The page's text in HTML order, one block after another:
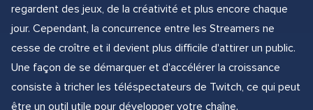
regardent des jeux, de la créativité et plus encore chaque
jour. Cependant, la concurrence entre les Streamers ne
cesse de croître et il devient plus difficile d'attirer un public.
Une façon de se démarquer et d'accélérer la croissance
consiste à tricher les téléspectateurs de Twitch, ce qui peut
être un outil utile pour développer votre chaîne.